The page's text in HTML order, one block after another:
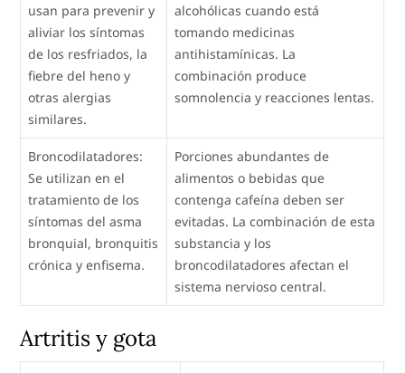
usan para prevenir y
aliviar los síntomas
de los resfriados, la
fiebre del heno y
otras alergias
similares.
alcohólicas cuando está
tomando medicinas
antihistamínicas. La
combinación produce
somnolencia y reacciones lentas.
Broncodilatadores:
Se utilizan en el
tratamiento de los
síntomas del asma
bronquial, bronquitis
crónica y enfisema.
Porciones abundantes de
alimentos o bebidas que
contenga cafeína deben ser
evitadas. La combinación de esta
substancia y los
broncodilatadores afectan el
sistema nervioso central.
Artritis y gota